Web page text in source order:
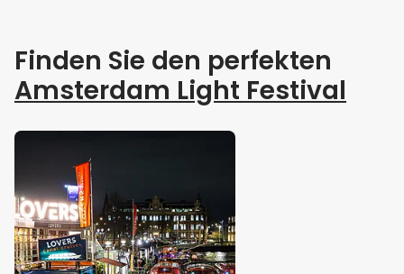
Finden Sie den perfekten
Amsterdam Light Festival